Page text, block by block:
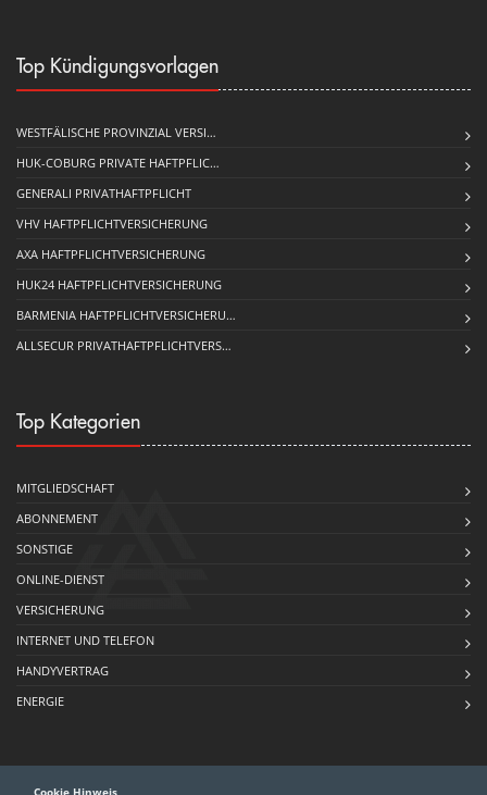
Top Kündigungsvorlagen
WESTFÄLISCHE PROVINZIAL VERSI…
HUK-COBURG PRIVATE HAFT­PFLIC…
GENERALI PRIVATHAFTPFLICHT
VHV HAFTPFLICHTVERSICHERUNG
AXA HAFTPFLICHTVERSICHERUNG
HUK24 HAFTPFLICHTVERSICHERUNG
BARMENIA HAFTPFLICHTVERSICHERU…
ALLSECUR PRIVATHAFTPFLICHTVERS…
Top Kategorien
MITGLIEDSCHAFT
ABONNEMENT
SONSTIGE
ONLINE-DIENST
VERSICHERUNG
INTERNET UND TELEFON
HANDYVERTRAG
ENERGIE